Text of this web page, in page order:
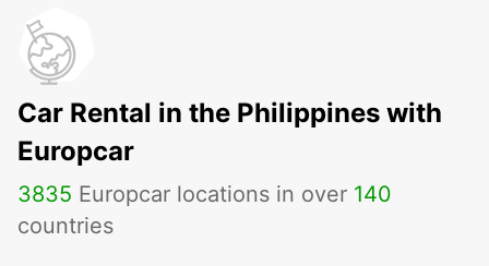
Car Rental in the Philippines with
Europcar
3835 Europcar locations in over 140
countries